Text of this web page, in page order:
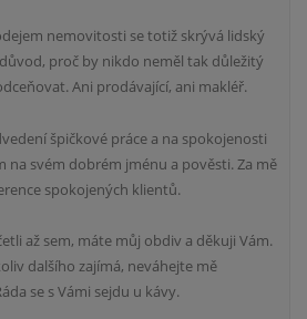
nemovitosti se totiž skrývá lidský
proč by nikdo neměl tak důležitý
Ani prodávající, ani makléř.
špičkové práce a na spokojenosti
na svém dobrém jménu a pověsti. Za mě
spokojených klientů.
až sem, máte můj obdiv a děkuji Vám.
dalšího zajímá, neváhejte mě
se s Vámi sejdu u kávy.